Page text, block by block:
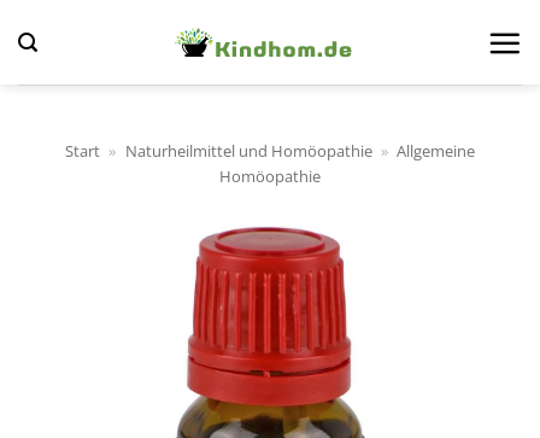
Inhalt
springen
Start » Naturheilmittel und Homöopathie » Allgemeine
Homöopathie